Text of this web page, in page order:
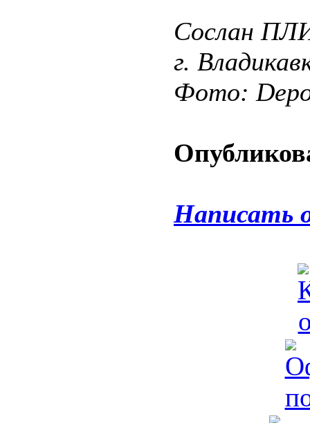
Сослан
г.
Фото:
Написать